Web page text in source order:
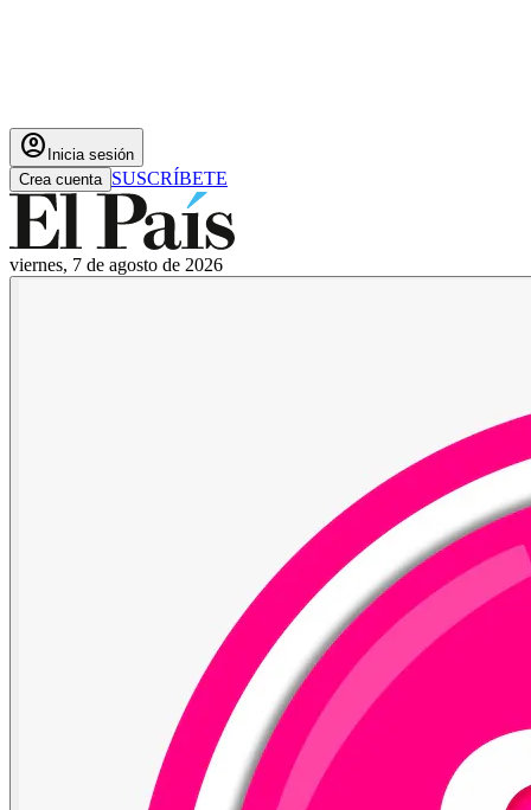
account_circle Inicia sesión
Crea cuenta SUSCRÍBETE
viernes, 7 de agosto de 2026